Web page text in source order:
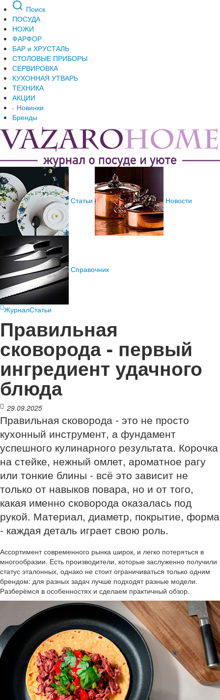
Поиск
ПОСУДА
НОЖИ
ФАРФОР
БАР и ХРУСТАЛЬ
СТОЛОВЫЕ ПРИБОРЫ
СЕРВИРОВКА
КУХОННАЯ УТВАРЬ
ТЕХНИКА
АКЦИИ
Новинки
Бренды
Статьи Новости
Справочник
ЖурналСтатьи
Правильная
сковорода - первый
ингредиент удачного
блюда
29.09.2025
Правильная сковорода - это не просто
кухонный инструмент, а фундамент
успешного кулинарного результата. Корочка
на стейке, нежный омлет, ароматное рагу
или тонкие блины - всё это зависит не
только от навыков повара, но и от того,
какая именно сковорода оказалась под
рукой. Материал, диаметр, покрытие, форма
- каждая деталь играет свою роль.
Ассортимент современного рынка широк, и легко потеряться в
многообразии. Есть производители, которые заслуженно получили
статус эталонных, однако не стоит ограничиваться только одним
брендом: для разных задач лучше подходят разные модели.
Разберёмся в особенностях и сделаем практичный обзор.